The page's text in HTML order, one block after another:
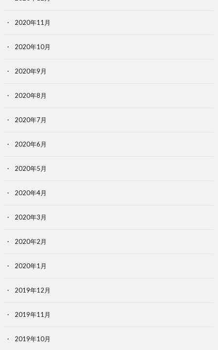
2020年11月
2020年10月
2020年9月
2020年8月
2020年7月
2020年6月
2020年5月
2020年4月
2020年3月
2020年2月
2020年1月
2019年12月
2019年11月
2019年10月